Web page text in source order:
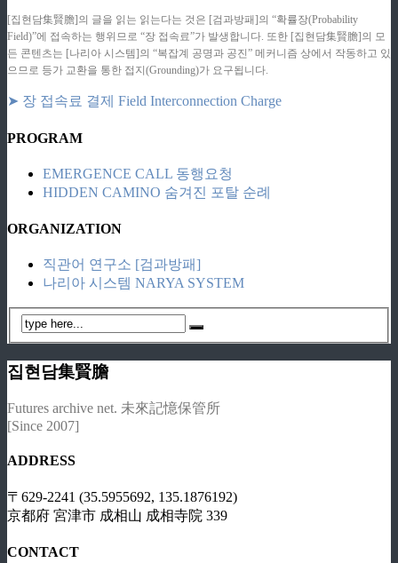
[집현담集賢膽]의 글을 읽는 읽는다는 것은 [검과방패]의 “확률장(Probability
Field)”에 접속하는 행위므로 “장 접속료”가 발생합니다. 또한 [집현담集賢膽]의 모
든 콘텐츠는 [나리아 시스템]의 “복잡계 공명과 공진” 메커니즘 상에서 작동하고 있
으므로 등가 교환을 통한 접지(Grounding)가 요구됩니다.
➤ 장 접속료 결제 Field Interconnection Charge
PROGRAM
EMERGENCE CALL 동행요청
HIDDEN CAMINO 숨겨진 포탈 순례
ORGANIZATION
직관어 연구소 [검과방패]
나리아 시스템 NARYA SYSTEM
집현담集賢膽
Futures archive net. 未來記憶保管所
[Since 2007]
ADDRESS
〒629-2241 (35.5955692, 135.1876192)
京都府 宮津市 成相山 成相寺院 339
CONTACT